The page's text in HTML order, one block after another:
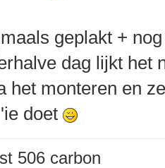
geplakt +
dag lijkt het
het monteren en
doet
506 carbon